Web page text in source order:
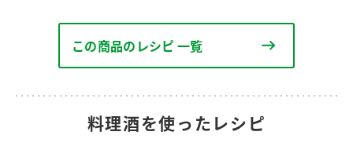
この商品のレシピ 一覧
料理酒を使ったレシピ